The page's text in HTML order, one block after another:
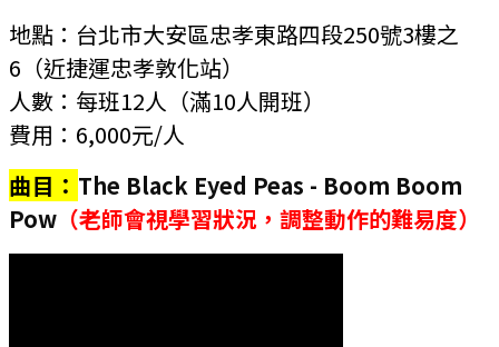
地點： 台北市大安區忠孝東路四段250號3樓之
6 （近捷運忠孝敦化站）
人數：每班12人 （滿10人開班）
費用：6,000元/人
曲目： The Black Eyed Peas - Boom Boom
Pow （老師會視學習狀況，調整動作的難易度）